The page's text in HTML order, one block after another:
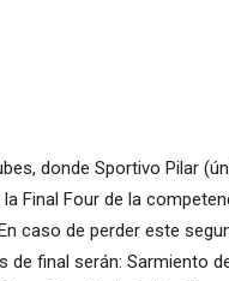
donde Sportivo Pilar
Final Four de la
caso de perder este
final serán: Sarmiento